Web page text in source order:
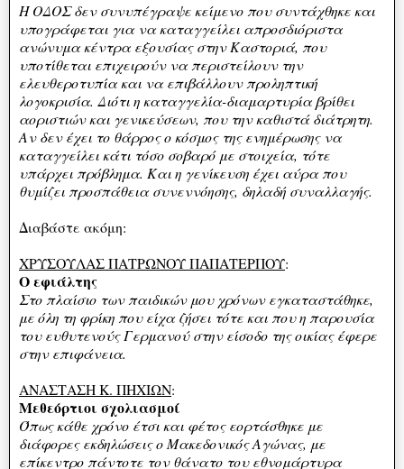
Η OΔΟΣ δεν συνυπέγραψε κείμενο που συντάχθηκε και
υπογράφεται για να καταγγείλει απροσδιόριστα
ανώνυμα κέντρα εξουσίας στην Καστοριά, που
υποτίθεται επιχειρούν να περιστείλουν την
ελευθεροτυπία και να επιβάλλουν προληπτική
λογοκρισία. Διότι η καταγγελία-διαμαρτυρία βρίθει
αοριστιών και γενικεύσεων, που την καθιστά διάτρητη.
Αν δεν έχει το θάρρος ο κόσμος της ενημέρωσης να
καταγγείλει κάτι τόσο σοβαρό με στοιχεία, τότε
υπάρχει πρόβλημα. Και η γενίκευση έχει αύρα που
θυμίζει προσπάθεια συνεννόησης, δηλαδή συναλλαγής.
Διαβάστε ακόμη:
ΧΡΥΣΟΥΛΑΣ ΠΑΤΡΩΝΟΥ ΠΑΠΑΤΕΡΠΟΥ:
Ο εφιάλτης
Στο πλαίσιο των παιδικών μου χρόνων εγκαταστάθηκε,
με όλη τη φρίκη που είχα ζήσει τότε και που η παρουσία
του ευθυτενούς Γερμανού στην είσοδο της οικίας έφερε
στην επιφάνεια.
ΑΝΑΣΤΑΣΗ Κ. ΠΗΧΙΩΝ:
Μεθεόρτιοι σχολιασμοί
Όπως κάθε χρόνο έτσι και φέτος εορτάσθηκε με
διάφορες εκδηλώσεις ο Μακεδονικός Αγώνας, με
επίκεντρο πάντοτε τον θάνατο του εθνομάρτυρα